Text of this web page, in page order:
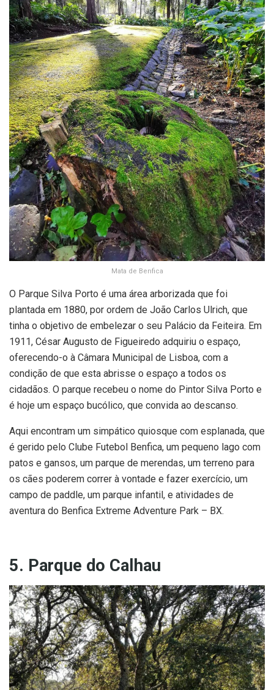
Mata de Benfica
O Parque Silva Porto é uma área arborizada que foi
plantada em 1880, por ordem de João Carlos Ulrich, que
tinha o objetivo de embelezar o seu Palácio da Feiteira. Em
1911, César Augusto de Figueiredo adquiriu o espaço,
oferecendo-o à Câmara Municipal de Lisboa, com a
condição de que esta abrisse o espaço a todos os
cidadãos. O parque recebeu o nome do Pintor Silva Porto e
é hoje um espaço bucólico, que convida ao descanso.
Aqui encontram um simpático quiosque com esplanada, que
é gerido pelo Clube Futebol Benfica, um pequeno lago com
patos e gansos, um parque de merendas, um terreno para
os cães poderem correr à vontade e fazer exercício, um
campo de paddle, um parque infantil, e atividades de
aventura do Benfica Extreme Adventure Park – BX.
5. Parque do Calhau